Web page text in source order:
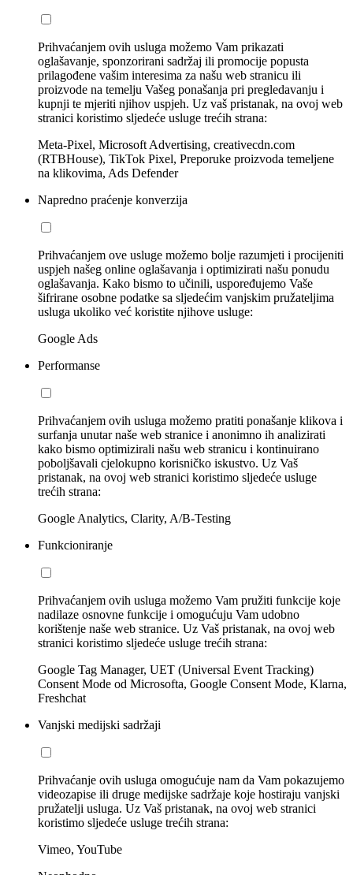
Prihvaćanjem ovih usluga možemo Vam prikazati
oglašavanje, sponzorirani sadržaj ili promocije popusta
prilagođene vašim interesima za našu web stranicu ili
proizvode na temelju Vašeg ponašanja pri pregledavanju i
kupnji te mjeriti njihov uspjeh. Uz vaš pristanak, na ovoj web
stranici koristimo sljedeće usluge trećih strana:
Meta-Pixel, Microsoft Advertising, creativecdn.com
(RTBHouse), TikTok Pixel, Preporuke proizvoda temeljene
na klikovima, Ads Defender
Napredno praćenje konverzija
Prihvaćanjem ove usluge možemo bolje razumjeti i procijeniti
uspjeh našeg online oglašavanja i optimizirati našu ponudu
oglašavanja. Kako bismo to učinili, uspoređujemo Vaše
šifrirane osobne podatke sa sljedećim vanjskim pružateljima
usluga ukoliko već koristite njihove usluge:
Google Ads
Performanse
Prihvaćanjem ovih usluga možemo pratiti ponašanje klikova i
surfanja unutar naše web stranice i anonimno ih analizirati
kako bismo optimizirali našu web stranicu i kontinuirano
poboljšavali cjelokupno korisničko iskustvo. Uz Vaš
pristanak, na ovoj web stranici koristimo sljedeće usluge
trećih strana:
Google Analytics, Clarity, A/B-Testing
Funkcioniranje
Prihvaćanjem ovih usluga možemo Vam pružiti funkcije koje
nadilaze osnovne funkcije i omogućuju Vam udobno
korištenje naše web stranice. Uz Vaš pristanak, na ovoj web
stranici koristimo sljedeće usluge trećih strana:
Google Tag Manager, UET (Universal Event Tracking)
Consent Mode od Microsofta, Google Consent Mode, Klarna,
Freshchat
Vanjski medijski sadržaji
Prihvaćanje ovih usluga omogućuje nam da Vam pokazujemo
videozapise ili druge medijske sadržaje koje hostiraju vanjski
pružatelji usluga. Uz Vaš pristanak, na ovoj web stranici
koristimo sljedeće usluge trećih strana:
Vimeo, YouTube